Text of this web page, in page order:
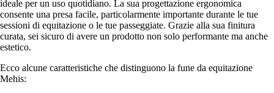
ideale per un uso quotidiano. La sua progettazione ergonomica
consente una presa facile, particolarmente importante durante le tue
sessioni di equitazione o le tue passeggiate. Grazie alla sua finitura
curata, sei sicuro di avere un prodotto non solo performante ma anche
estetico.
Ecco alcune caratteristiche che distinguono la fune da equitazione
Mehis: